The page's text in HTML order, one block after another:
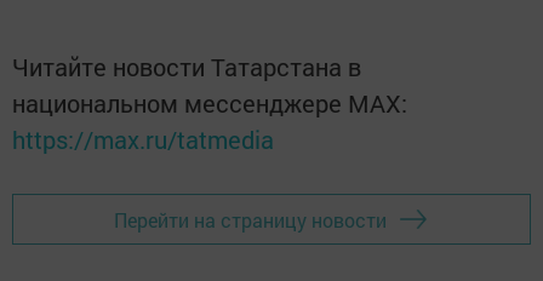
Читайте новости Татарстана в
национальном мессенджере MАХ:
https://max.ru/tatmedia
Перейти на страницу новости